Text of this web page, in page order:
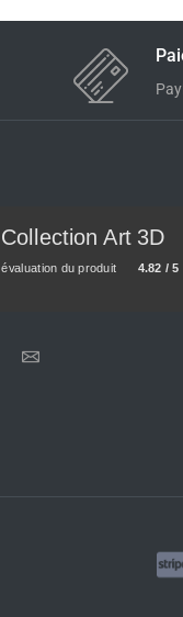
Collection Art 3D
évaluation du produit 4.82 / 5